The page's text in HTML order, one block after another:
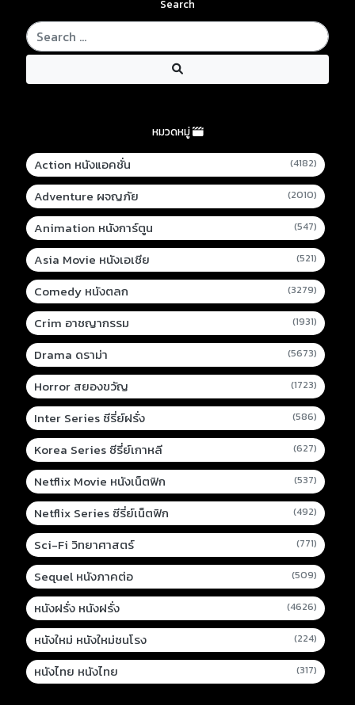
Search
หมวดหมู่
Action หนังแอคชั่น (4182)
Adventure ผจญภัย (2010)
Animation หนังการ์ตูน (547)
Asia Movie หนังเอเชีย (521)
Comedy หนังตลก (3279)
Crim อาชญากรรม (1931)
Drama ดราม่า (5673)
Horror สยองขวัญ (1723)
Inter Series ซีรี่ย์ฝรั่ง (586)
Korea Series ซีรี่ย์เกาหลี (627)
Netflix Movie หนังเน็ตฟิก (537)
Netflix Series ซีรี่ย์เน็ตฟิก (492)
Sci-Fi วิทยาศาสตร์ (771)
Sequel หนังภาคต่อ (509)
หนังฝรั่ง หนังฝรั่ง (4626)
หนังใหม่ หนังใหม่ชนโรง (224)
หนังไทย หนังไทย (317)